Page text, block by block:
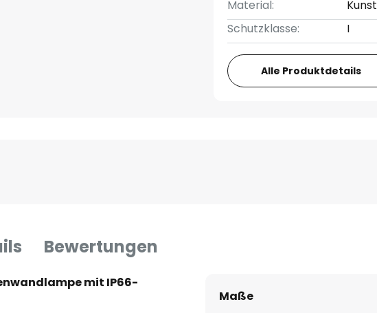
Material:
Schutzklasse:
I
Alle Produktdetails
Bewertungen
mit IP66-
Maße